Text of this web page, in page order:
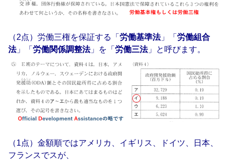
（2点）労働三権を保証する「労働基準法」「労働組合
法」「労働関係調整法」を「労働三法」と呼びます。
（1点）金額順ではアメリカ、イギリス、ドイツ、日本、
フランスでスが、